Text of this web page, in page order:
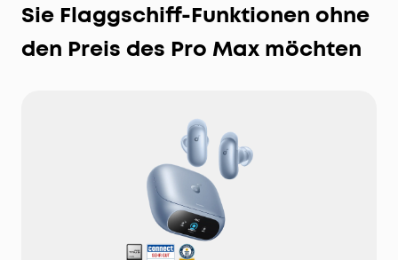
Sie Flaggschiff-Funktionen ohne
den Preis des Pro Max möchten